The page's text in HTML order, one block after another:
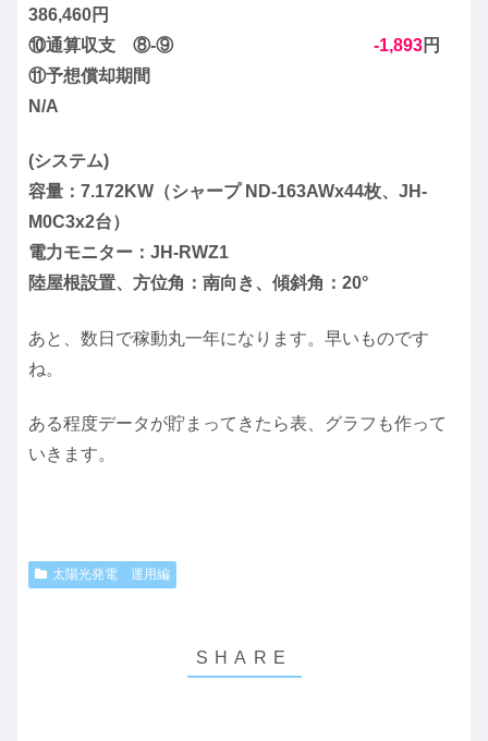
386,460円
⑩通算収支 ⑧-⑨ -1,893円
⑪予想償却期間
N/A
(システム)
容量：7.172KW（シャープ ND-163AWx44枚、JH-
M0C3x2台）
電力モニター：JH-RWZ1
陸屋根設置、方位角：南向き、傾斜角：20°
あと、数日で稼動丸一年になります。早いものです
ね。
ある程度データが貯まってきたら表、グラフも作って
いきます。
太陽光発電 運用編